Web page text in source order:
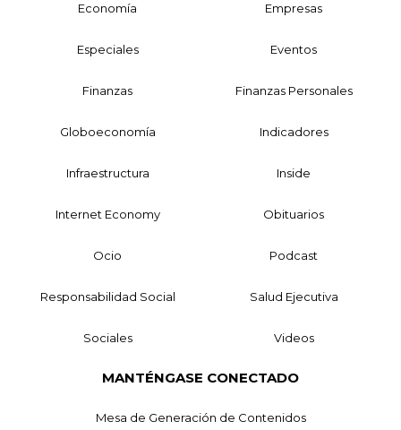
Economía Empresas
Especiales Eventos
Finanzas Finanzas Personales
Globoeconomía Indicadores
Infraestructura Inside
Internet Economy Obituarios
Ocio Podcast
Responsabilidad Social Salud Ejecutiva
Sociales Videos
MANTÉNGASE CONECTADO
Mesa de Generación de Contenidos